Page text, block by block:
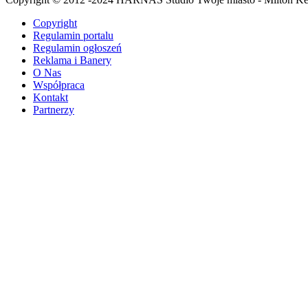
Copyright
Regulamin portalu
Regulamin ogłoszeń
Reklama i Banery
O Nas
Współpraca
Kontakt
Partnerzy